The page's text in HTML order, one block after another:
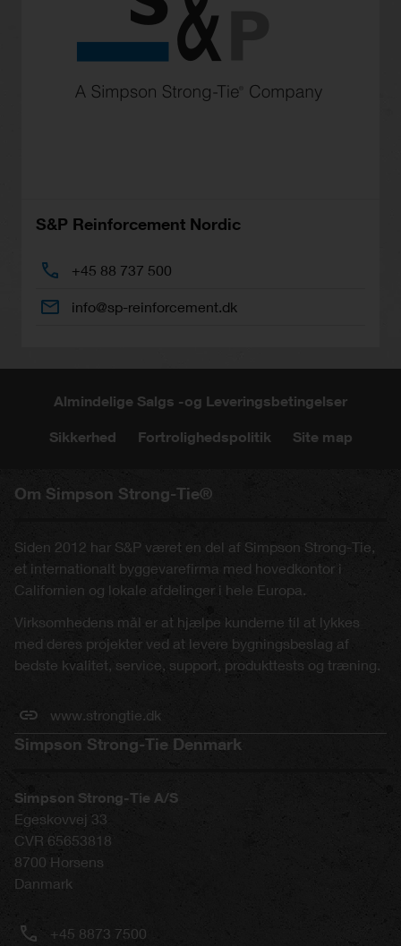
S&P Reinforcement Nordic
+45 88 737 500
info@sp-reinforcement.dk
Almindelige Salgs -og Leveringsbetingelser
Sikkerhed Fortrolighedspolitik Site map
Om Simpson Strong-Tie®
Siden 2012 har S&P været en del af Simpson Strong-Tie,
et internationalt byggevarefirma med hovedkontor i
Californien og lokale afdelinger i hele Europa.
Virksomhedens mål er at hjælpe kunderne til at lykkes
med deres projekter ved at levere bygningsbeslag af
bedste kvalitet, service, support, produkttests og træning.
www.strongtie.dk
Simpson Strong-Tie Denmark
Simpson Strong-Tie A/S
Egeskovvej 33
CVR 65653818
8700 Horsens
Danmark
+45 8873 7500